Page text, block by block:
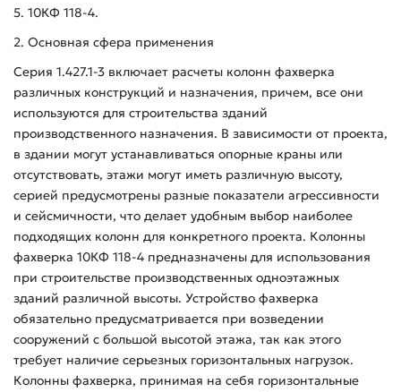
5. 10КФ 118-4.
2. Основная сфера применения
Серия 1.427.1-3 включает расчеты колонн фахверка
различных конструкций и назначения, причем, все они
используются для строительства зданий
производственного назначения. В зависимости от проекта,
в здании могут устанавливаться опорные краны или
отсутствовать, этажи могут иметь различную высоту,
серией предусмотрены разные показатели агрессивности
и сейсмичности, что делает удобным выбор наиболее
подходящих колонн для конкретного проекта. Колонны
фахверка 10КФ 118-4 предназначены для использования
при строительстве производственных одноэтажных
зданий различной высоты. Устройство фахверка
обязательно предусматривается при возведении
сооружений с большой высотой этажа, так как этого
требует наличие серьезных горизонтальных нагрузок.
Колонны фахверка, принимая на себя горизонтальные